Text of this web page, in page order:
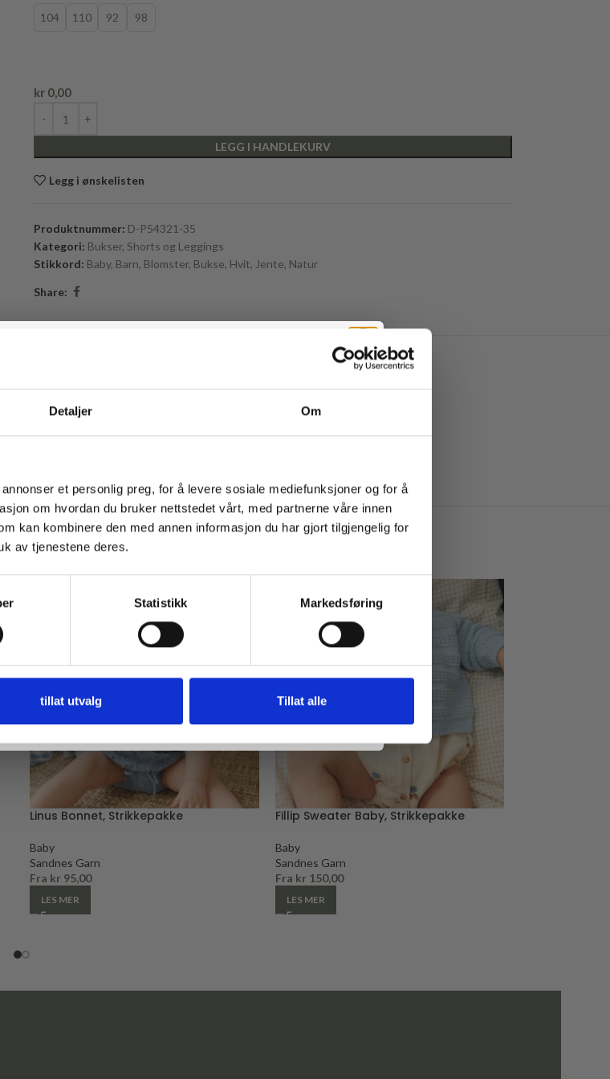
Detaljer Om
et personlig preg, for å levere sosiale mediefunksjoner og for å
om hvordan du bruker nettstedet vårt, med partnerne våre innen
kan kombinere den med annen informasjon du har gjort tilgjengelig for
av tjenestene deres.
Statistikk Markedsføring
tillat utvalg Tillat alle
104 110 92 98
kr0,00
LEGG I HANDLEKURV
Legg i ønskelisten
Produktnummer: D-P54321-35
Kategori: Bukser, Shorts og Leggings
Stikkord: Baby, Barn, Blomster, Bukse, Hvit, Jente, Natur
Share:
Linus Bonnet, Strikkepakke
Baby
Sandnes Garn
Fra kr 95,00
LES MER
Fillip Sweater Baby, Strikkepakke
Baby
Sandnes Garn
Fra kr150,00
LES MER
rabatt
igjen eposten din her: